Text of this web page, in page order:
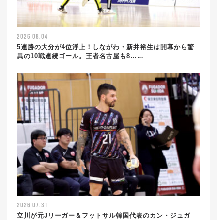
2026.08.04
5連勝の大分が4位浮上！しながわ・新井裕生は開幕から驚
異の10戦連続ゴール。王者名古屋も8……
2026.07.31
立川が元Jリーガー＆フットサル韓国代表のカン・ジュガ